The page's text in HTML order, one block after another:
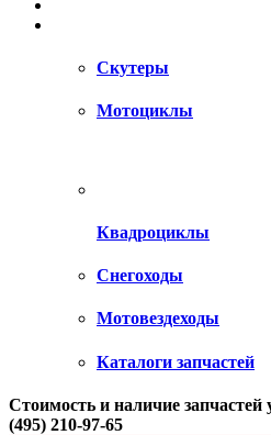
Скутеры
Мотоциклы
Квадроциклы
Снегоходы
Мотовездеходы
Каталоги запчастей
Стоимость и наличие запчастей
(495) 210-97-65